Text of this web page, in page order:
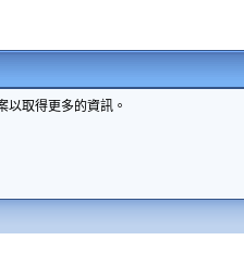
以取得更多的資訊。